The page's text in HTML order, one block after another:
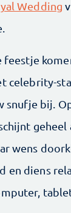
Wedding
celebrity-
snufje bij.
wens
en diens